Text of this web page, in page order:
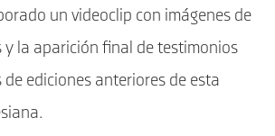
un videoclip con imágenes de
y la aparición final de testimonios
ediciones anteriores de esta